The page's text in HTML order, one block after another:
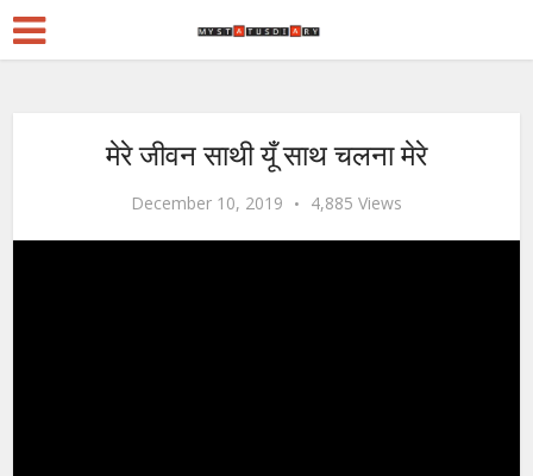
मेरे जीवन साथी यूँ साथ चलना मेरे
December 10, 2019 4,885 Views